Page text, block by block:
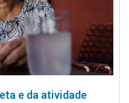
e da atividade